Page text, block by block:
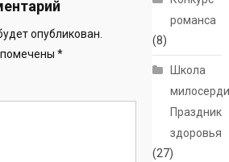
опубликован.
*
романса
(8)
Школа
Праздник
здоровья
(27)